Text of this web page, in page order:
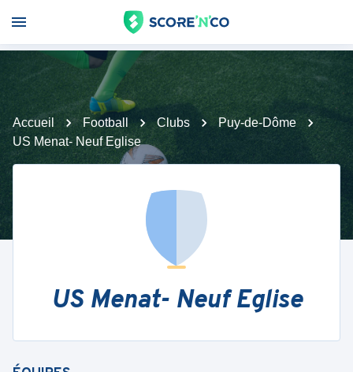
Accueil Football Clubs
Puy-de-Dôme
US Menat- Neuf Eglise
US Menat- Neuf Eglise